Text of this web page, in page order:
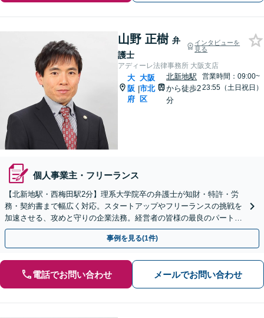
山野 正樹 弁
護士
インタビューを
見る
アディーレ法律事務所 大阪支店
大
阪
府
|
大阪
市北
区
北新地駅
から徒歩2
分
営業時間：09:00~
23:55（土日祝日）
個人事業主・フリーランス
【北新地駅・西梅田駅2分】理系大学院卒の弁護士が知財・特許・労
務・契約書まで幅広く対応。スタートアップやフリーランスの挑戦を
加速させる、攻めと守りの企業法務。経営者の皆様の最良のパートナ
ーとして伴走いたします。法人破産も対応【初回相談無料】
事例を見る(1件)
電話でお問い合わせ メールでお問い合わせ